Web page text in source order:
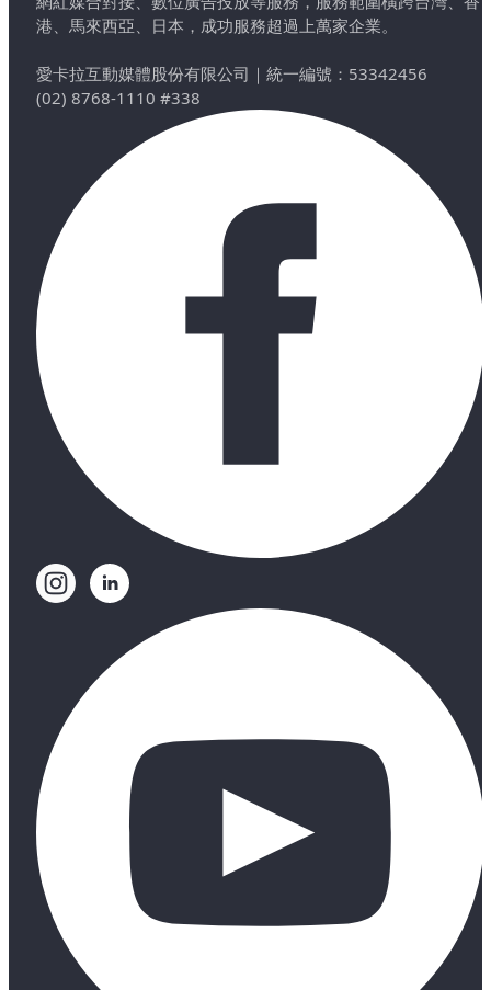
港、馬來西亞、日本，成功服務超過上萬家企業。
愛卡拉互動媒體股份有限公司 ｜ 統一編號：53342456
(02) 8768-1110 #338